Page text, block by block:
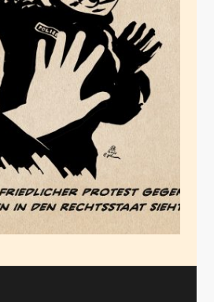
eigentlich
Polizei?
12, 2025